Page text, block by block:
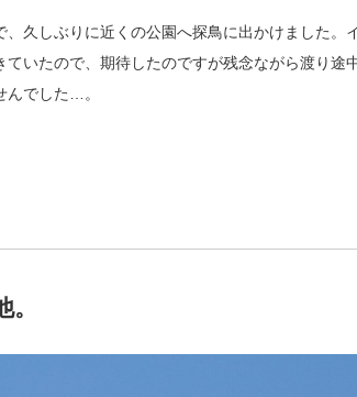
久しぶりに近くの公園へ探鳥に出かけました。
いたので、期待したのですが残念ながら渡り途
んでした…。